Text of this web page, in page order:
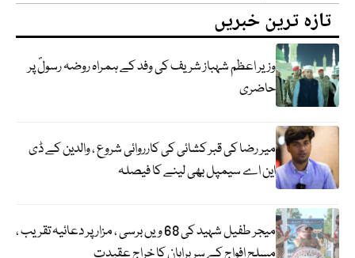
تازہ ترین خبریں
وزیر اعظم شہباز شریف کی وفد کے ہمراہ روضہ رسولؐ پر
حاضری
میر رضا کی قبر کشائی کی کارروائی شروع ، والدین کے ڈی
این اے سیمپل بھی لینے کا فیصلہ
میجر طفیل شہید کی 68 ویں برسی ، مزار پر دعائیہ تقریب ،
مسلح افواج کے سربراہان کا خراج عقیدت